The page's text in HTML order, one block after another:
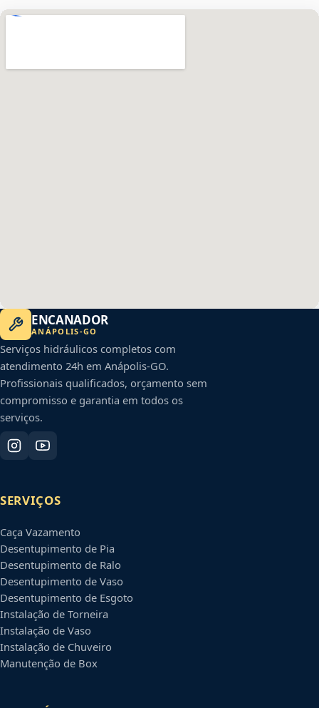
ENCANADOR
ANÁPOLIS-GO
Serviços hidráulicos completos com
atendimento 24h em Anápolis-GO.
Profissionais qualificados, orçamento sem
compromisso e garantia em todos os
serviços.
SERVIÇOS
Caça Vazamento
Desentupimento de Pia
Desentupimento de Ralo
Desentupimento de Vaso
Desentupimento de Esgoto
Instalação de Torneira
Instalação de Vaso
Instalação de Chuveiro
Manutenção de Box